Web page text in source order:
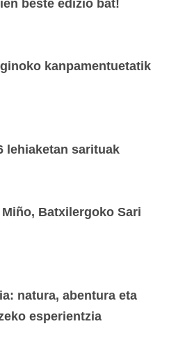
beste edizio bat!
kanpamentuetatik
lehiaketan sarituak
Batxilergoko Sari
natura, abentura eta
esperientzia